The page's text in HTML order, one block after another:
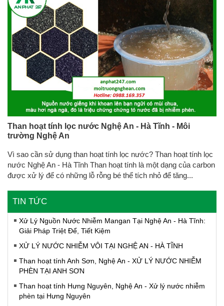
TIN TỨC
Xử Lý Nguồn Nước Nhiễm Mangan Tại Nghệ An - Hà Tĩnh:
Giải Pháp Triệt Để, Tiết Kiệm
XỬ LÝ NƯỚC NHIỄM VÔI TẠI NGHỆ AN - HÀ TĨNH
Than hoạt tính Anh Sơn, Nghệ An - XỬ LÝ NƯỚC NHIỄM
PHÈN TẠI ANH SƠN
Than hoạt tính Hưng Nguyên, Nghệ An - Xử lý nước nhiễm
phèn tại Hưng Nguyên
Than hoạt tính lọc nước Nghệ An - Hà Tĩnh - Môi
trường Nghệ An
Vì sao cần sử dụng than hoạt tính lọc nước? Than hoạt tính lọc
nước Nghệ An - Hà Tĩnh Than hoạt tính là một dạng của carbon
được xử lý để có những lỗ rỗng bé thể tích nhỏ để tăng...